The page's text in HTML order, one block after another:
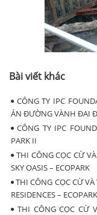
Bài viết khác
CÔNG TY IPC
ÁN ĐƯỜNG VÀNH ĐAI
CÔNG TY IPC
PARK II
THI CÔNG CỌC CỪ
SKY OASIS – ECOPARK
THI CÔNG CỌC CỪ
RESIDENCES – ECOPARK
THI CÔNG CỌC CỪ